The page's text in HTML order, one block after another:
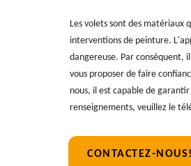
Les volets sont des matériaux
interventions de peinture.
dangereuse. Par conséquent,
vous proposer de faire
nous, il est capable de
renseignements, veuillez le
CONTACTEZ-NOUS!